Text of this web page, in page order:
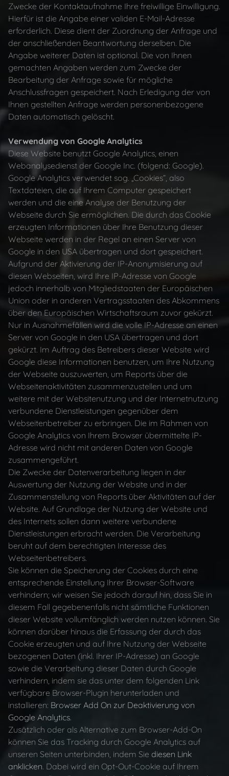
INTERIORFOTOGRAFIE
UNTERNEHMENSFOTOS
TOURISMUS & HOTEL
PORTRAITS
PRODUKTFOTOS
360° Panorama
Über uns
Kontakt
IMPRESSUM
DATENSCHUTZ
AGB
Zwecke der Kontaktaufnahme Ihre freiwillige Einwilligung.
Hierfür ist die Angabe einer validen E-Mail-Adresse
erforderlich. Diese dient der Zuordnung der Anfrage und
der anschließenden Beantwortung derselben. Die
Angabe weiterer Daten ist optional. Die von Ihnen
gemachten Angaben werden zum Zwecke der
Bearbeitung der Anfrage sowie für mögliche
Anschlussfragen gespeichert. Nach Erledigung der von
Ihnen gestellten Anfrage werden personenbezogene
Daten automatisch gelöscht.
Verwendung von Google Analytics
Diese Website benutzt Google Analytics, einen
Webanalysedienst der Google Inc. (folgend: Google).
Google Analytics verwendet sog. „Cookies“, also
Textdateien, die auf Ihrem Computer gespeichert
werden und die eine Analyse der Benutzung der
Webseite durch Sie ermöglichen. Die durch das Cookie
erzeugten Informationen über Ihre Benutzung dieser
Webseite werden in der Regel an einen Server von
Google in den USA übertragen und dort gespeichert.
Aufgrund der Aktivierung der IP-Anonymisierung auf
diesen Webseiten, wird Ihre IP-Adresse von Google
jedoch innerhalb von Mitgliedstaaten der Europäischen
Union oder in anderen Vertragsstaaten des Abkommens
über den Europäischen Wirtschaftsraum zuvor gekürzt.
Nur in Ausnahmefällen wird die volle IP-Adresse an einen
Server von Google in den USA übertragen und dort
gekürzt. Im Auftrag des Betreibers dieser Website wird
Google diese Informationen benutzen, um Ihre Nutzung
der Webseite auszuwerten, um Reports über die
Webseitenaktivitäten zusammenzustellen und um
weitere mit der Websitenutzung und der Internetnutzung
verbundene Dienstleistungen gegenüber dem
Webseitenbetreiber zu erbringen. Die im Rahmen von
Google Analytics von Ihrem Browser übermittelte IP-
Adresse wird nicht mit anderen Daten von Google
zusammengeführt.
Die Zwecke der Datenverarbeitung liegen in der
Auswertung der Nutzung der Website und in der
Zusammenstellung von Reports über Aktivitäten auf der
Website. Auf Grundlage der Nutzung der Website und
des Internets sollen dann weitere verbundene
Dienstleistungen erbracht werden. Die Verarbeitung
beruht auf dem berechtigten Interesse des
Webseitenbetreibers.
Sie können die Speicherung der Cookies durch eine
entsprechende Einstellung Ihrer Browser-Software
verhindern; wir weisen Sie jedoch darauf hin, dass Sie in
diesem Fall gegebenenfalls nicht sämtliche Funktionen
dieser Website vollumfänglich werden nutzen können. Sie
können darüber hinaus die Erfassung der durch das
Cookie erzeugten und auf Ihre Nutzung der Webseite
bezogenen Daten (inkl. Ihrer IP-Adresse) an Google
sowie die Verarbeitung dieser Daten durch Google
verhindern, indem sie das unter dem folgenden Link
verfügbare Browser-Plugin herunterladen und
installieren: Browser Add On zur Deaktivierung von
Google Analytics.
Zusätzlich oder als Alternative zum Browser-Add-On
können Sie das Tracking durch Google Analytics auf
unseren Seiten unterbinden, indem Sie diesen Link
anklicken. Dabei wird ein Opt-Out-Cookie auf Ihrem